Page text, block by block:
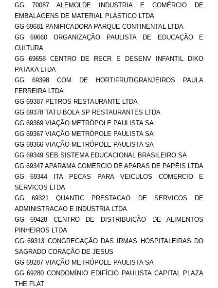
GG 70087 ALEMOLDE INDUSTRIA E COMÉRCIO DE
EMBALAGENS DE MATERIAL PLÁSTICO LTDA
GG 69681 PANIFICADORA PARQUE CONTINENTAL LTDA
GG 69660 ORGANIZAÇÃO PAULISTA DE EDUCAÇÃO E
CULTURA
GG 69658 CENTRO DE RECR E DESENV INFANTIL DIKO
PATAKA LTDA
GG 69398 COM DE HORTIFRUTIGRANJEIROS PAULA
FERREIRA LTDA
GG 69387 PETROS RESTAURANTE LTDA
GG 69378 TATU BOLA SP RESTAURANTES LTDA
GG 69369 VIAÇÃO METRÓPOLE PAULISTA SA
GG 69367 VIAÇÃO METRÓPOLE PAULISTA SA
GG 69366 VIAÇÃO METRÓPOLE PAULISTA SA
GG 69349 SEB SISTEMA EDUCACIONAL BRASILEIRO SA
GG 69347 APARAMA COMERCIO DE APARAS DE PAPÉIS LTDA
GG 69344 ITA PECAS PARA VEICULOS COMERCIO E
SERVICOS LTDA
GG 69321 QUANTIC PRESTACAO DE SERVICOS DE
ADMINISTRACAO E INDUSTRIA LTDA
GG 69428 CENTRO DE DISTRIBUIÇÃO DE ALIMENTOS
PINHEIROS LTDA
GG 69313 CONGREGAÇÃO DAS IRMAS HOSPITALEIRAS DO
SAGRADO CORAÇÃO DE JESUS
GG 69287 VIAÇÃO METRÓPOLE PAULISTA SA
GG 69280 CONDOMÍNIO EDIFÍCIO PAULISTA CAPITAL PLAZA
THE FLAT